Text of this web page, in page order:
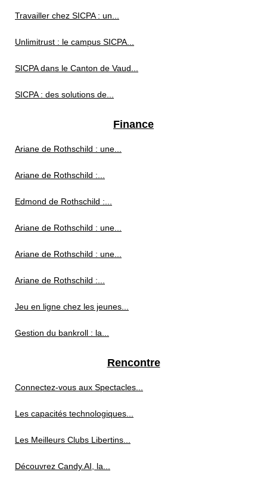
Travailler chez SICPA : un...
Unlimitrust : le campus SICPA...
SICPA dans le Canton de Vaud...
SICPA : des solutions de...
Finance
Ariane de Rothschild : une...
Ariane de Rothschild :...
Edmond de Rothschild :...
Ariane de Rothschild : une...
Ariane de Rothschild : une...
Ariane de Rothschild :...
Jeu en ligne chez les jeunes...
Gestion du bankroll : la...
Rencontre
Connectez-vous aux Spectacles...
Les capacités technologiques...
Les Meilleurs Clubs Libertins...
Découvrez Candy.AI, la...